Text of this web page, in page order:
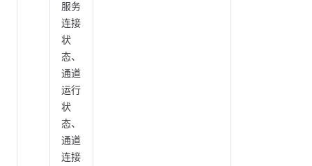
服务
连接
状
态、
通道
运行
状
态、
通道
连接